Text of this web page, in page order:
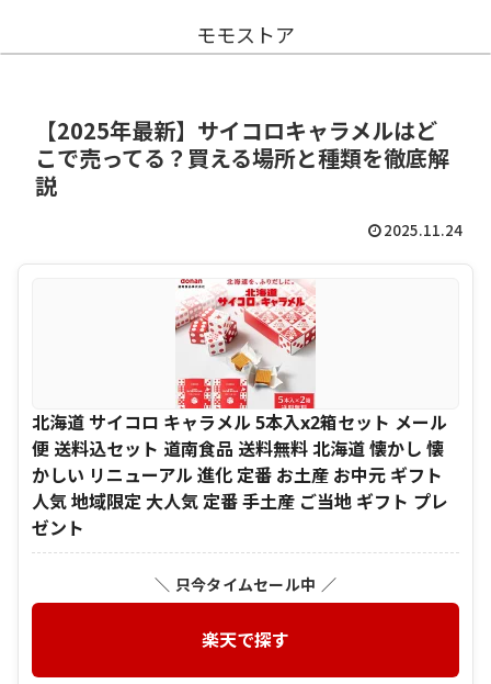
モモストア
【2025年最新】サイコロキャラメルはど
こで売ってる？買える場所と種類を徹底解
説
2025.11.24
北海道 サイコロ キャラメル 5本入x2箱セット メール
便 送料込セット 道南食品 送料無料 北海道 懐かし 懐
かしい リニューアル 進化 定番 お土産 お中元 ギフト
人気 地域限定 大人気 定番 手土産 ご当地 ギフト プレ
ゼント
＼ 只今タイムセール中 ／
楽天で探す